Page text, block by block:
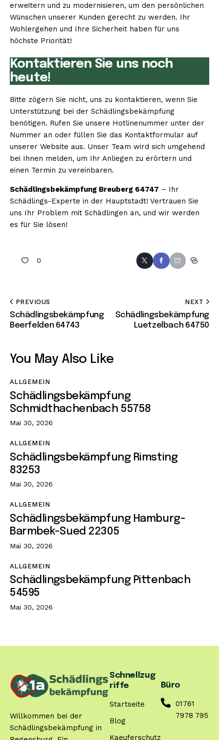
erweitern und zu modernisieren, um den persönlichen
Wünschen unserer Kunden gerecht zu werden. Ihr
Wohlergehen und Ihre Sicherheit haben für uns
höchste Priorität!
Kontaktieren Sie uns noch
heute!
Bitte zögern Sie nicht, uns zu kontaktieren, wenn Sie
Unterstützung bei der Schädlingsbekämpfung
benötigen. Rufen Sie unsere Hotlinenummer unter der
Nummer an oder füllen Sie das Kontaktformular auf
unserer Website aus. Unser Team wird sich umgehend
bei Ihnen melden, um Ihr Anliegen zu erörtern und
einen Termin zu vereinbaren.
Schädlingsbekämpfung Breuberg 64747 – Ihr
Schädlings-Experte in der Hauptstadt! Vertrauen Sie
uns Ihr Problem mit Schädlingen an, und wir werden
es für Sie lösen!
0
PREVIOUS
Schädlingsbekämpfung
Beerfelden 64743
NEXT
Schädlingsbekämpfung
Luetzelbach 64750
You May Also Like
ALLGEMEIN
Schädlingsbekämpfung
Schmidthachenbach 55758
Mai 30, 2026
ALLGEMEIN
Schädlingsbekämpfung Rimsting
83253
Mai 30, 2026
ALLGEMEIN
Schädlingsbekämpfung Hamburg-
Barmbek-Sued 22305
Mai 30, 2026
ALLGEMEIN
Schädlingsbekämpfung Pittenbach
54595
Mai 30, 2026
Willkommen bei der
Schädlingsbekämpfung in
Schnellzug
riffe
Startseite
Blog
Kaeuferschutz
Büro
01761
7978 795